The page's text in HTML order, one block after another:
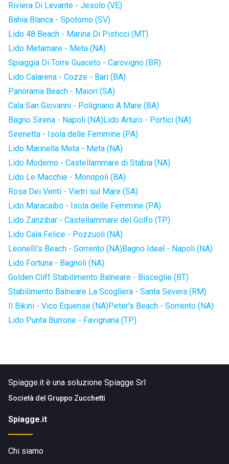
Riviera Di Levante - Jesolo (VE)
Bahia Blanca - Spotorno (SV)
Lido 48 Beach - Marina Di Pisticci (MT)
Lido Metamare - Meta (NA)
Spiaggia Di Torre Guaceto - Carovigno (BR)
Lido Calarena - Cozze - Bari (BA)
Panorama Beach - Maiori (SA)
Cala San Giovanni - Polignano A Mare (BA)
Bagno Sirena - Napoli (NA)Lido Arturo - Portici (NA)
Sirenetta - Isola delle Femmine (PA)
Lido Marinella Meta - Meta (NA)
Lido Moderno - Castellammare di Stabia (NA)
Lido Le Macchie - Monopoli (BA)
Rosa Dei Venti - Vietri sul Mare (SA)
Lido Maracaibo - Isola delle Femmine (PA)
Lido Zanzibar - Castellammare del Golfo (TP)
Lido Cala Felice - Pozzuoli (NA)
Leonelli's Beach - Sorrento (NA)Bagno Ideal - Napoli (NA)
Lido Fortuna - Bagnoli (NA)
Golden Cliff Stabilimento Balneare - Bisceglie (BT)
Stabilimento Balneare La Scogliera - Santa Severa (RM)
Il Bikini - Vico Equense (NA)Peter's Beach - Sorrento (NA)
Lido Punta Burrone - Favignana (TP)
Spiagge.it è una soluzione Spiagge Srl
Società del Gruppo Zucchetti
Spiagge.it
Chi siamo